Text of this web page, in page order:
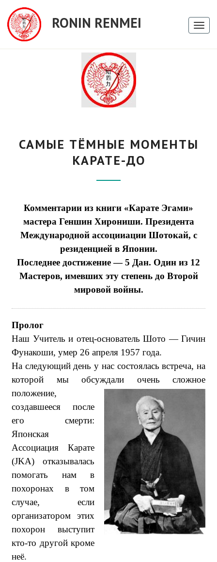
RONIN RENMEI
ТЁМНЫЕ
КАРАТЕ-
САМЫЕ ТЁМНЫЕ МОМЕНТЫ
КАРАТЕ-ДО
Комментарии из книги «Карате Эгами»
мастера Геншин Хирониши. Президента
Международной ассоцииации Шотокай, с
резиденцией в Японии.
Последнее достижение — 5 Дан. Один из 12
Мастеров, имевших эту степень до Второй
мировой войны.
Пролог
Наш Учитель и отец-основатель Шото — Гичин
Фунакоши, умер 26 апреля 1957 года.
На следующий день у нас состоялась встреча, на
которой мы обсуждали очень сложное
положение,
создавшееся после
его смерти:
Японская
Ассоциация Карате
(JKA) отказывалась
помогать нам в
похоронах в том
случае, если
организатором этих
похорон выступит
кто-то другой кроме
неё.